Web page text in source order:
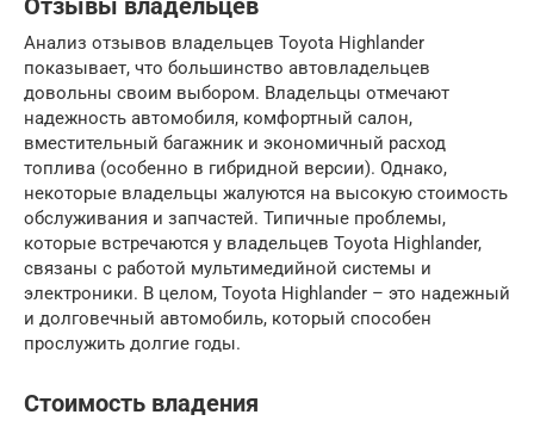
Отзывы владельцев
Анализ отзывов владельцев Toyota Highlander
показывает, что большинство автовладельцев
довольны своим выбором. Владельцы отмечают
надежность автомобиля, комфортный салон,
вместительный багажник и экономичный расход
топлива (особенно в гибридной версии). Однако,
некоторые владельцы жалуются на высокую стоимость
обслуживания и запчастей. Типичные проблемы,
которые встречаются у владельцев Toyota Highlander,
связаны с работой мультимедийной системы и
электроники. В целом, Toyota Highlander – это надежный
и долговечный автомобиль, который способен
прослужить долгие годы.
Стоимость владения